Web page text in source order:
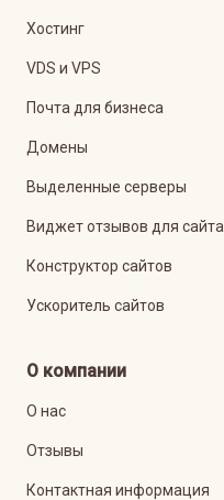
Хостинг
VDS и VPS
Почта для бизнеса
Домены
Выделенные серверы
Виджет отзывов для сайта
Конструктор сайтов
Ускоритель сайтов
О компании
О нас
Отзывы
Контактная информация